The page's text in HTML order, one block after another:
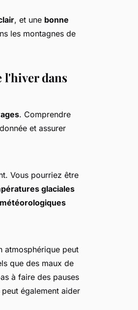
, et une bonne
les montagnes de
l'hiver dans
. Comprendre
et assurer
Vous pourriez être
glaciales
atmosphérique peut
que des maux de
à faire des pauses
également aider